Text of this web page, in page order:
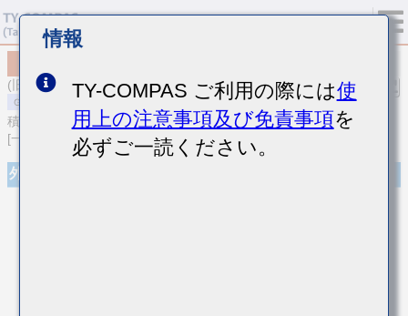
(旧品番 JMK325AC6107MM-P)
積層セラミックコンデンサ
[一般用 積層セラミックコンデンサ (高誘電率系)]
外観
情報
TY-COMPAS ご利用の際には使
用上の注意事項及び免責事項を
必ずご一読ください。